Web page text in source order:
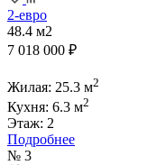
2-евро
48.4 м2
7 018 000 ₽
Жилая: 25.3 м2
Кухня: 6.3 м2
Этаж: 2
Подробнее
№ 3